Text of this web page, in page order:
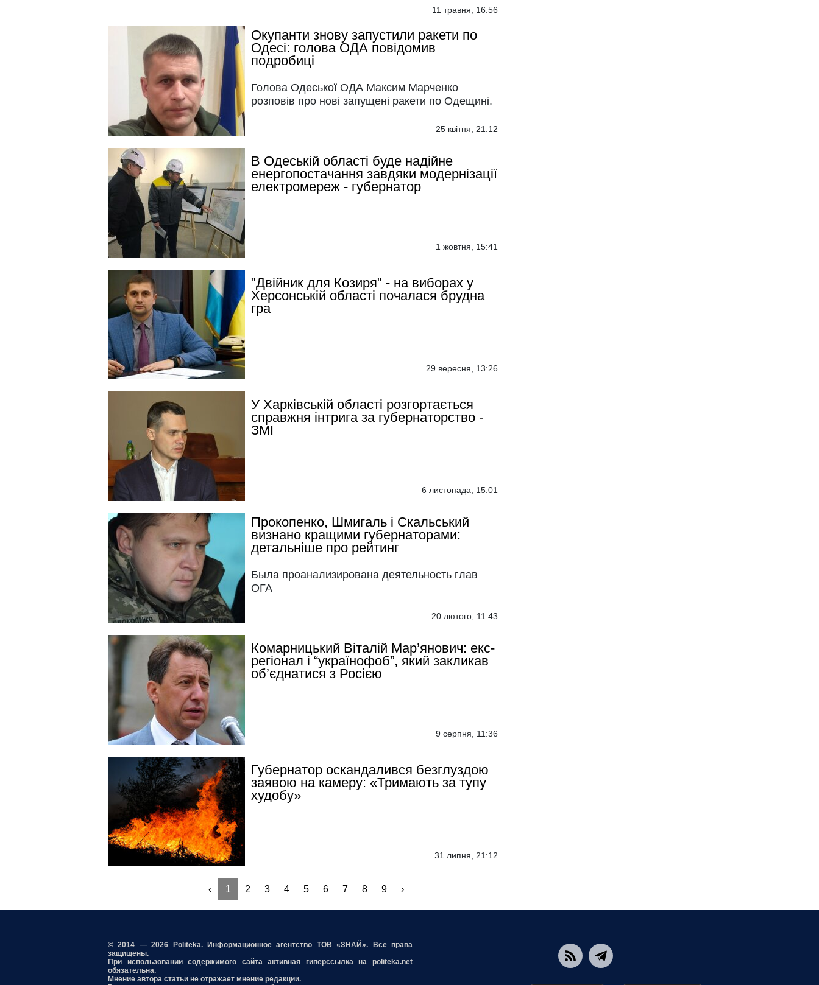
11 травня, 16:56
Окупанти знову запустили ракети по
Одесі: голова ОДА повідомив
подробиці
Голова Одеської ОДА Максим Марченко
розповів про нові запущені ракети по Одещині.
25 квітня, 21:12
В Одеській області буде надійне
енергопостачання завдяки модернізації
електромереж - губернатор
1 жовтня, 15:41
"Двійник для Козиря" - на виборах у
Херсонській області почалася брудна
гра
29 вересня, 13:26
У Харківській області розгортається
справжня інтрига за губернаторство -
ЗМІ
6 листопада, 15:01
Прокопенко, Шмигаль і Скальський
визнано кращими губернаторами:
детальніше про рейтинг
Была проанализирована деятельность глав
ОГА
20 лютого, 11:43
Комарницький Віталій Мар’янович: екс-
регіонал і “українофоб”, який закликав
об’єднатися з Росією
9 серпня, 11:36
Губернатор оскандалився безглуздою
заявою на камеру: «Тримають за тупу
худобу»
31 липня, 21:12
‹ 1 2 3 4 5 6 7 8 9 ›
© 2014 — 2026 Politeka. Информационное агентство ТОВ «ЗНАЙ». Все права
защищены.
При использовании содержимого сайта активная гиперссылка на politeka.net
обязательна.
Мнение автора статьи не отражает мнение редакции.